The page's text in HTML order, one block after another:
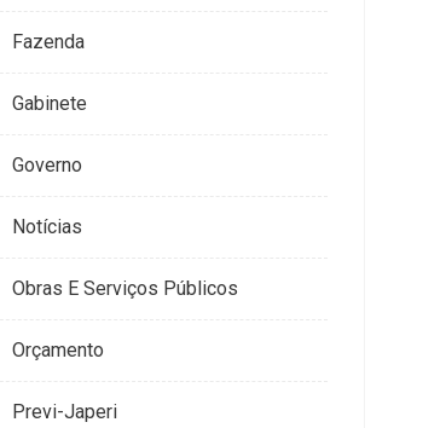
Fazenda
Gabinete
Governo
Notícias
Obras E Serviços Públicos
Orçamento
Previ-Japeri